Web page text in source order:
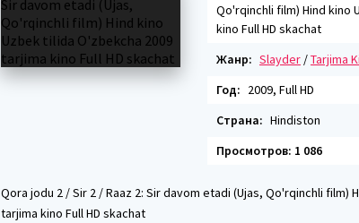
Qo'rqinchli film) Hind kino
kino Full HD skachat
Жанр: Slayder /Tarjima
Год: 2009, Full HD
Страна: Hindiston
Просмотров: 1 086
Qora jodu 2 / Sir 2 / Raaz 2: Sir davom etadi (Ujas, Qo'rqinchli film)
tarjima kino Full HD skachat